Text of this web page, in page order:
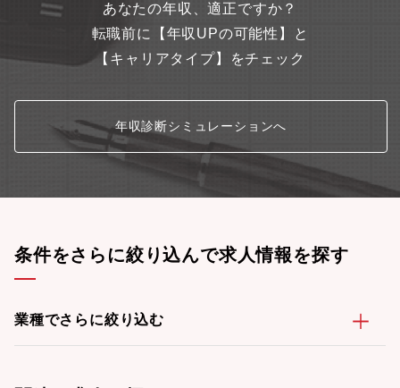
少・少子高齢化などといった日本の医療課題解決に挑戦していま
す。2022年にはDeNAの連結子会社となり、DeNA本体やDeNA
がこれまでにデータヘルス領域の支援サービスで獲得した信頼性
当社の一員として、医療領域から日本の未来を一緒に創っていた
あなたの年収、適正ですか？
転職前に【年収UPの可能性】と
【キャリアタイプ】をチェック
年収診断シミュレーションへ
条件をさらに絞り込んで求人情報を探す
業種でさらに絞り込む